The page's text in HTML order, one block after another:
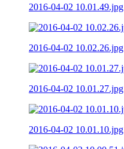
2016-04-02 10.01.49.jpg
2016-04-02 10.02.26.jpg
2016-04-02 10.01.27.jpg
2016-04-02 10.01.10.jpg